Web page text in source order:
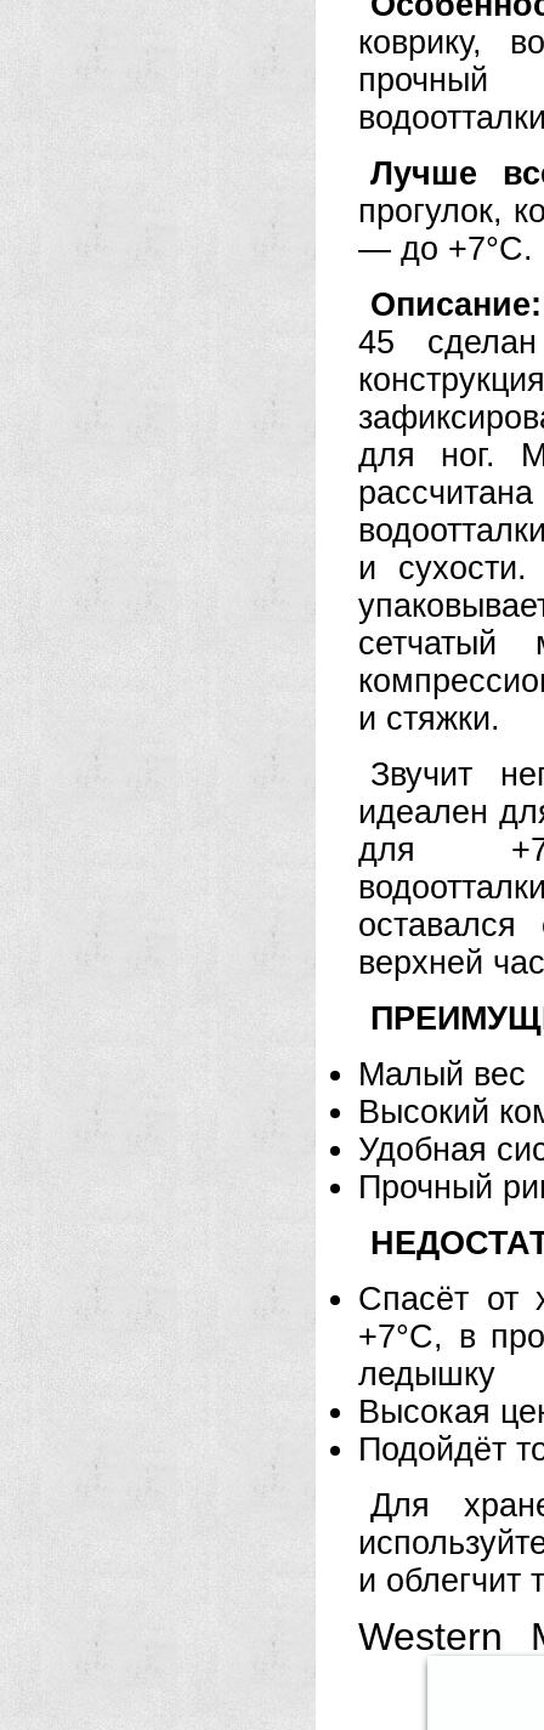
коврику,
прочный
Лучше
прогулок,
— до +7°C.
45
для ног.
и
и стяжки.
Звучит
идеален
для
верхней
Малый вес
Высокий
Удобная
Прочный
Спасёт от
+7°C, в
ледышку
Высокая
Подойдёт
Для
и облегчит
Western